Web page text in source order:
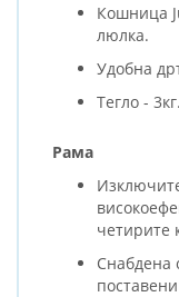
Кошница
люлка.
Удобна
Тегло - 3кг.
Рама
четирите
Снабденa